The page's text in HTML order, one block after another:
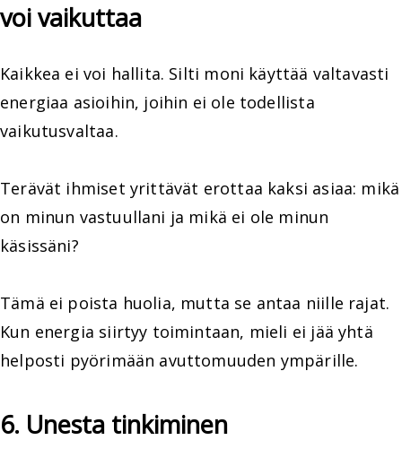
voi vaikuttaa
Kaikkea ei voi hallita. Silti moni käyttää valtavasti
energiaa asioihin, joihin ei ole todellista
vaikutusvaltaa.
Terävät ihmiset yrittävät erottaa kaksi asiaa: mikä
on minun vastuullani ja mikä ei ole minun
käsissäni?
Tämä ei poista huolia, mutta se antaa niille rajat.
Kun energia siirtyy toimintaan, mieli ei jää yhtä
helposti pyörimään avuttomuuden ympärille.
6. Unesta tinkiminen